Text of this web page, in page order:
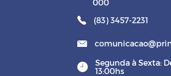
000
(83) 3457-2231
Segunda à Sexta:
13:00hs